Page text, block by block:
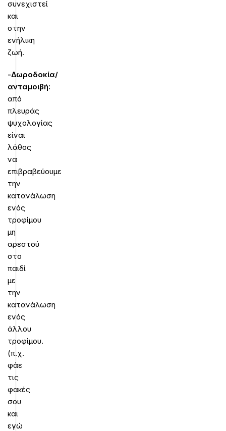
συνεχιστεί
και
στην
ενήλικη
ζωή.
-Δωροδοκία/
ανταμοιβή:
από
πλευράς
ψυχολογίας
είναι
λάθος
να
επιβραβεύουμε
την
κατανάλωση
ενός
τροφίμου
μη
αρεστού
στο
παιδί
με
την
κατανάλωση
ενός
άλλου
τροφίμου.
(π.χ.
φάε
τις
φακές
σου
και
εγώ